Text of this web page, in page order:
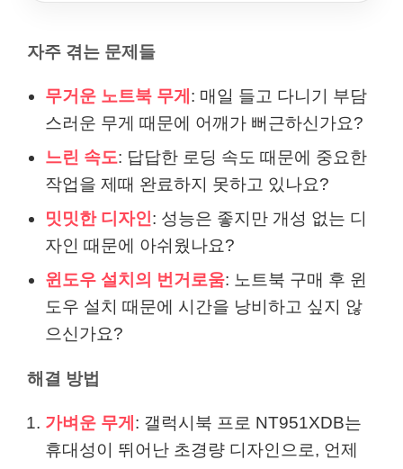
자주 겪는 문제들
무거운 노트북 무게 : 매일 들고 다니기 부담
스러운 무게 때문에 어깨가 뻐근하신가요?
느린 속도: 답답한 로딩 속도 때문에 중요한
작업을 제때 완료하지 못하고 있나요?
밋밋한 디자인: 성능은 좋지만 개성 없는 디
자인 때문에 아쉬웠나요?
윈도우 설치의 번거로움: 노트북 구매 후 윈
도우 설치 때문에 시간을 낭비하고 싶지 않
으신가요?
해결 방법
가벼운 무게 : 갤럭시북 프로 NT951XDB는
휴대성이 뛰어난 초경량 디자인으로, 언제